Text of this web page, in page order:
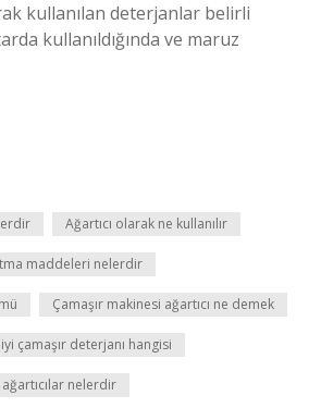
kullanılan deterjanlar belirli
kullanıldığında ve maruz
Ağartıcı olarak ne kullanılır
maddeleri nelerdir
Çamaşır makinesi ağartıcı ne demek
iyi çamaşır deterjanı hangisi
nelerdir